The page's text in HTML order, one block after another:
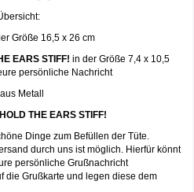
Größe 16,5 x 26 cm
EARS STIFF! in der Größe 7,4 x 10,5
persönliche Nachricht
aus Metall
HOLD THE EARS STIFF!
Dinge zum Befüllen der Tüte.
durch uns ist möglich. Hierfür könnt
persönliche Grußnachricht
die Grußkarte und legen diese dem